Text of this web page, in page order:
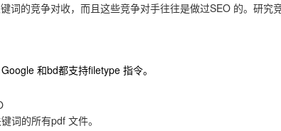
词的竞争对收，而且这些竞争对手往往是做过SEO 的。研究
和bd都支持filetype 指令。
词的所有pdf 文件。